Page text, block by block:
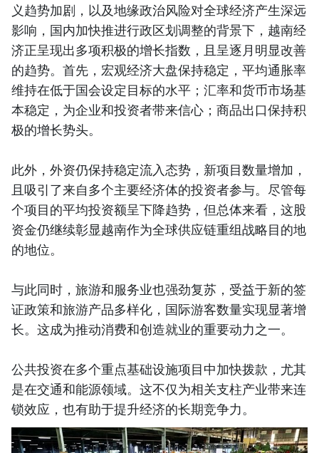
义趋势加剧，以及地缘政治风险对全球经济产生深远
影响，国内加快推进行政区划调整的背景下，越南经
济正呈现出多项积极的增长指数，且呈逐月明显改善
的趋势。首先，宏观经济大盘保持稳定，平均通胀率
维持在低于国会设定目标的水平；汇率和货币市场基
本稳定，为企业和投资者带来信心；商品出口保持积
极的增长势头。
此外，外资仍保持稳定流入态势，新项目数量增加，
且吸引了来自多个主要经济体的投资者参与。尽管每
个项目的平均投资额呈下降趋势，但总体来看，这股
资金仍继续彰显越南作为全球供应链重组战略目的地
的地位。
与此同时，旅游和服务业也强劲复苏，受益于新的签
证政策和旅游产品多样化，国际游客数量实现显著增
长。这成为推动消费和创造就业的重要动力之一。
公共投资在多个重点基础设施项目中加快拨款，尤其
是在交通和能源领域。这不仅为相关支柱产业带来连
锁效应，也有助于提升经济的长期竞争力。